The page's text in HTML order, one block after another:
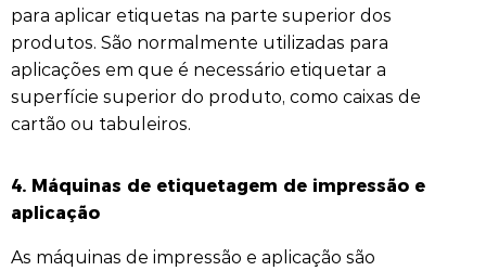
para aplicar etiquetas na parte superior dos
produtos. São normalmente utilizadas para
aplicações em que é necessário etiquetar a
superfície superior do produto, como caixas de
cartão ou tabuleiros.
4. Máquinas de etiquetagem de impressão e
aplicação
As máquinas de impressão e aplicação são